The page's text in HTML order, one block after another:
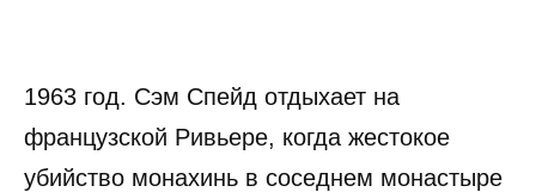
1963 год. Сэм Спейд отдыхает на
французской Ривьере, когда жестокое
убийство монахинь в соседнем монастыре